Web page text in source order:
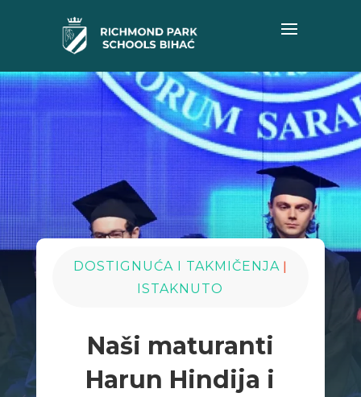
DOSTIGNUĆA I TAKMIČENJA |
ISTAKNUTO
Naši maturanti
Harun Hindija i